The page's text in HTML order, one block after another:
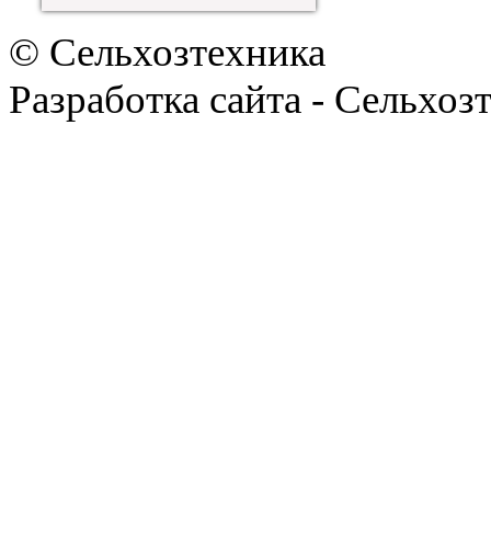
© Сельхозтехника
Разработка сайта -